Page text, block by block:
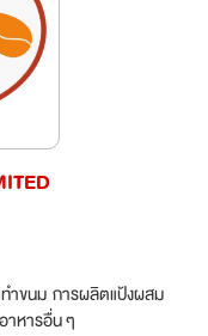
ำขนม การผลิตแป้งผสม
าหารอื่น ๆ